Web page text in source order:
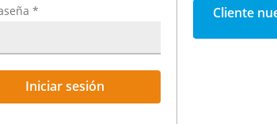
*
Iniciar sesión
Cliente
(aprobado por FDA),
FKM, verde (FDA 21
inoxidable 1.4310,
51 y 61)
(Ø 16: -15°C hasta +190°C)